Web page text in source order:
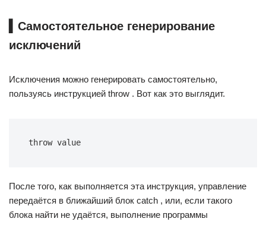
▍Самостоятельное генерирование
исключений
Исключения можно генерировать самостоятельно,
пользуясь инструкцией throw . Вот как это выглядит.
throw value
После того, как выполняется эта инструкция, управление
передаётся в ближайший блок catch , или, если такого
блока найти не удаётся, выполнение программы